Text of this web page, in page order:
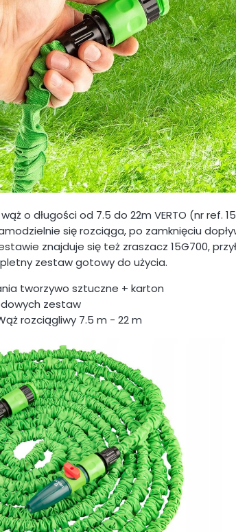
o długości od 7.5 do 22m VERTO (nr ref.
się rozciąga, po zamknięciu
znajduje się też zraszacz 15G700,
zestaw gotowy do użycia.
tworzywo sztuczne + karton
zestaw
rozciągliwy 7.5 m - 22 m